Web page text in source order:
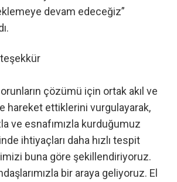
devam edeceğiz”
teşekkür
çözümü için ortak akıl ve
hareket ettiklerini vurgulayarak,
ve esnafımızla kurduğumuz
ihtiyaçları daha hızlı tespit
buna göre şekillendiriyoruz.
bir araya geliyoruz. El